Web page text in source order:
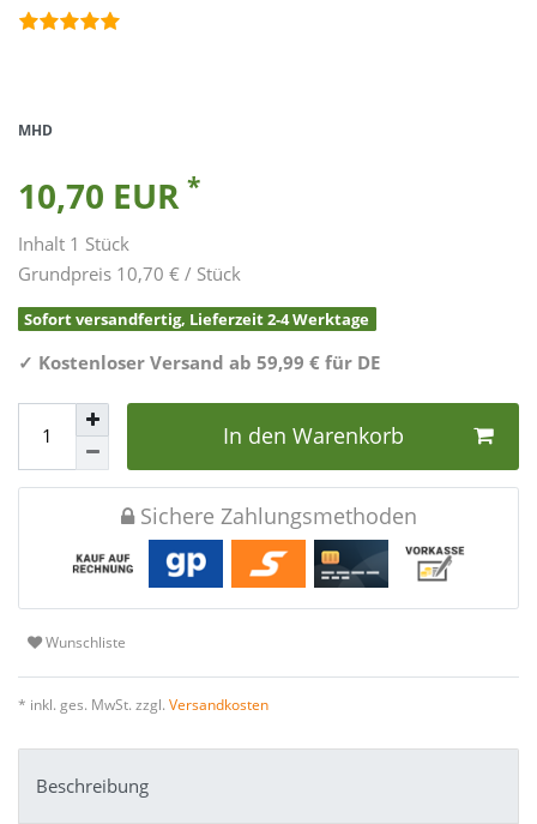
MHD
10,70 EUR *
Inhalt 1 Stück
Grundpreis 10,70 € / Stück
Sofort versandfertig, Lieferzeit 2-4 Werktage
✓ Kostenloser Versand ab 59,99 € für DE
In den Warenkorb
Sichere Zahlungsmethoden
Wunschliste
* inkl. ges. MwSt. zzgl. Versandkosten
Beschreibung